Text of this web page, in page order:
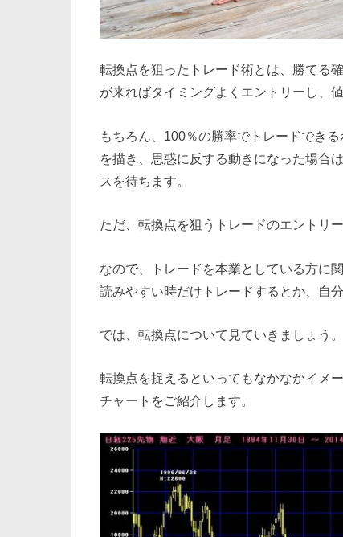
転換点を狙ったトレード術とは、勝てる
が来ればタイミングよくエントリーし、
もちろん、100％の勝率でトレードでき
を描き、思惑に反する動きになった場合
スを待ちます。
ただ、転換点を狙うトレードのエントリ
なので、トレードを本業としている方に
読みやすい時だけトレードするとか、自
では、転換点について見ていきましょう。
転換点を捉えるといってもなかなかイメ
チャートをご紹介します。